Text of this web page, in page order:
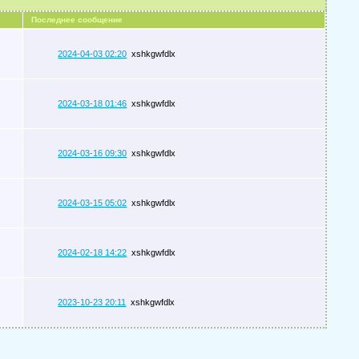
Последнее сообщение
2024-04-03 02:20 xshkgwfdlx
2024-03-18 01:46 xshkgwfdlx
2024-03-16 09:30 xshkgwfdlx
2024-03-15 05:02 xshkgwfdlx
2024-02-18 14:22 xshkgwfdlx
2023-10-23 20:11 xshkgwfdlx